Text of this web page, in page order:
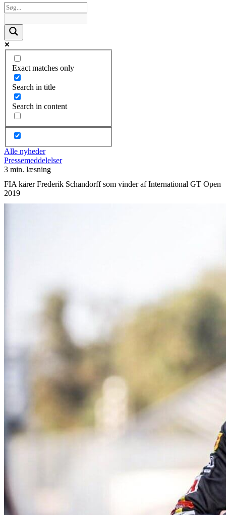
Exact matches only
Search in title
Search in content
Alle nyheder
Pressemeddelelser
3 min. læsning
FIA kårer Frederik Schandorff som vinder af International GT Open
2019